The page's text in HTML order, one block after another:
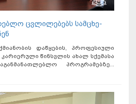
ცვლილებებს სამცხე-
დაწყების, პროფესიული
წინსვლის ახალ სქემასა
პროგრამებზე...